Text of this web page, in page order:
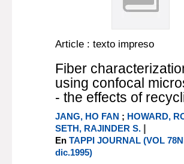
Article : texto impreso
Fiber
using confocal
- the effects of
JANG, HO FAN ; HOWARD,
SETH, RAJINDER S. |
EnTAPPI JOURNAL (VOL
dic.1995)